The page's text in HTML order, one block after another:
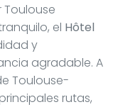
el Hôtel
y
agradable. A
Toulouse-
rutas,